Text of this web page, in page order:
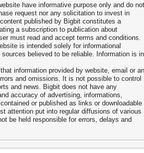
have informative purpose only and do not
request nor any solicitation to invest in
published by Bigbit constitutes a
a subscription to publication about
must read and accept terms and conditions.
is intended solely for informational
believed to be reliable. Information is in
information provided by website, email or
and omissions. It is not possible to control
and news. Bigbit does not have any
accuracy of advertising, informations,
or published as links or downloadable
attention put into regular diffusions of various
be held responsible for errors, delays and